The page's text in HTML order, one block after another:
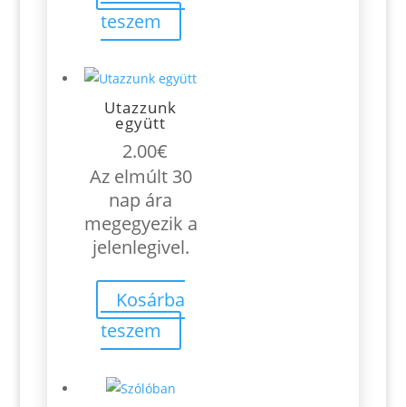
teszem
Utazzunk
együtt
2.00€
Az elmúlt 30
nap ára
megegyezik a
jelenlegivel.
Kosárba
teszem